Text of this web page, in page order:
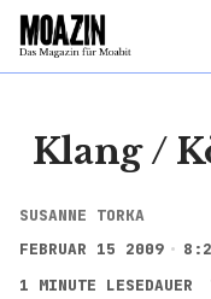
EINLOGGEN
Klang /
SUSANNE TORKA
FEBRUAR 15 2009
1 MINUTE LESEDAUER